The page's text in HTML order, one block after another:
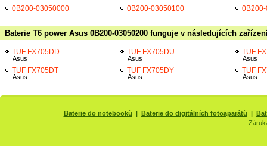
0B200-03050000 0B200-03050100
Baterie T6 power Asus 0B200-03050200 funguje v následujících
TUF FX705DD
Asus
TUF FX705DT
Asus
TUF FX705DU
Asus
TUF FX705DY
Asus
TUF
Asus
TUF
Asus
Baterie do notebooků | Baterie do digitálních fotoaparátů |